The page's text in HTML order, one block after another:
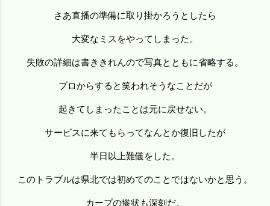
さあ直播の準備に取り掛かろうとしたら
大変なミスをやってしまった。
失敗の詳細は書ききれんので写真とともに省略する。
プロからすると笑われそうなことだが
起きてしまったことは元に戻せない。
サービスに来てもらってなんとか復旧したが
半日以上難儀をした。
このトラブルは県北では初めてのことではないかと思う。
カープの惨状も深刻だ。